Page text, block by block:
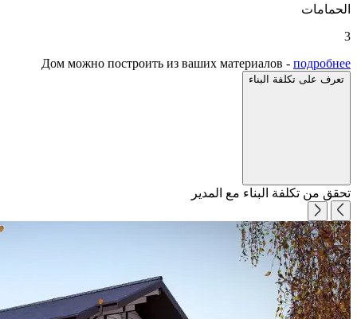
الحمامات
3
Дом можно построить из ваших материалов - подробнее
تعرف على تكلفة البناء
تحقق من تكلفة البناء مع المدير